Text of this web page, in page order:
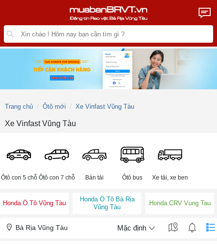
Trang chủ Ôtô mới Xe Vinfast Vũng Tàu
Xe Vinfast Vũng Tàu
Ôtô con 5 chỗ Ôtô con 7 chỗ Bán tải Ôtô bus Xe tải, xe ben
Honda Ô Tô Vũng Tàu
Honda Ô Tô Bà Rịa
Vũng Tàu
Honda CRV Vung Tau
Bà Rịa Vũng Tàu Mặc định